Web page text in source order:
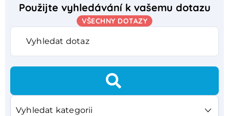
Použijte vyhledávání k vašemu dotazu
VŠECHNY DOTAZY